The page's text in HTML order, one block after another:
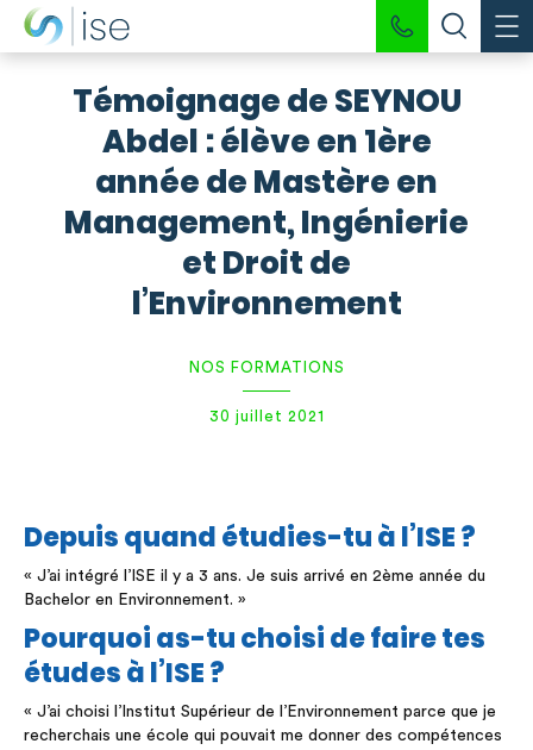
Témoignage de SEYNOU
Abdel : élève en 1ère
année de Mastère en
Management, Ingénierie
et Droit de
l’Environnement
NOS FORMATIONS
30 juillet 2021
Depuis quand étudies-tu à l’ISE ?
« J’ai intégré l’ISE il y a 3 ans. Je suis arrivé en 2ème année du
Bachelor en Environnement. »
Pourquoi as-tu choisi de faire tes
études à l’ISE ?
« J’ai choisi l’Institut Supérieur de l’Environnement parce que je
recherchais une école qui pouvait me donner des compétences